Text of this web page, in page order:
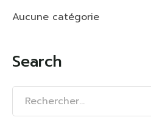
Aucune catégorie
Search